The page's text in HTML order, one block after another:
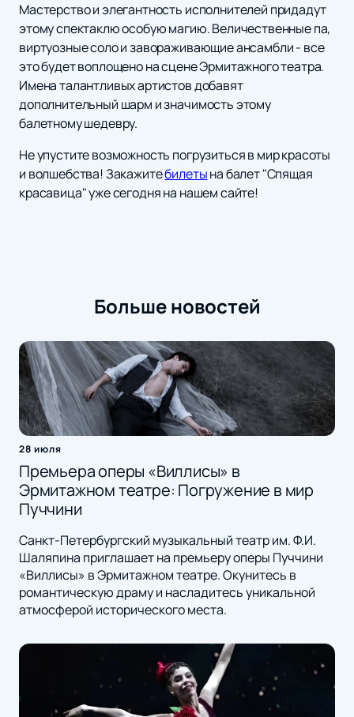
Мастерство и элегантность исполнителей придадут
этому спектаклю особую магию. Величественные па,
виртуозные соло и завораживающие ансамбли - все
это будет воплощено на сцене Эрмитажного театра.
Имена талантливых артистов добавят
дополнительный шарм и значимость этому
балетному шедевру.
Не упустите возможность погрузиться в мир красоты
и волшебства! Закажитебилетына балет "Спящая
красавица" уже сегодня на нашем сайте!
Больше новостей
28 июля
Премьера оперы «Виллисы» в
Эрмитажном театре: Погружение в мир
Пуччини
Санкт-Петербургский музыкальный театр им. Ф.И.
Шаляпина приглашает на премьеру оперы Пуччини
«Виллисы» в Эрмитажном театре. Окунитесь в
романтическую драму и насладитесь уникальной
атмосферой исторического места.